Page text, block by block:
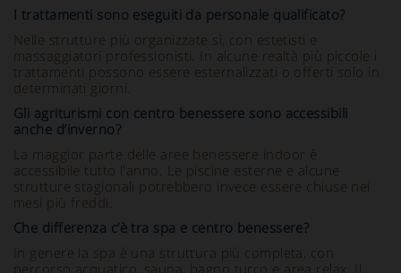
I trattamenti sono eseguiti da personale qualificato?
Nelle strutture più organizzate sì, con estetisti e
massaggiatori professionisti. In alcune realtà più piccole i
trattamenti possono essere esternalizzati o offerti solo in
determinati giorni.
Gli agriturismi con centro benessere sono accessibili
anche d’inverno?
La maggior parte delle aree benessere indoor è
accessibile tutto l'anno. Le piscine esterne e alcune
strutture stagionali potrebbero invece essere chiuse nei
mesi più freddi.
Che differenza c’è tra spa e centro benessere?
In genere la spa è una struttura più completa, con
percorso acquatico, sauna, bagno turco e area relax. Il